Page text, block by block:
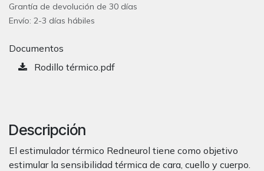
Grantía de devolución de 30 días
Envío: 2-3 días hábiles
Documentos
Rodillo térmico.pdf
Descripción
El estimulador térmico Redneurol tiene como objetivo
estimular la sensibilidad térmica de cara, cuello y cuerpo.